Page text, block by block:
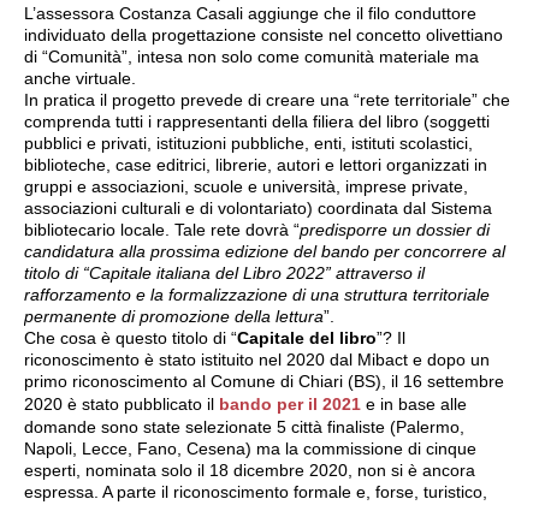
L’assessora Costanza Casali aggiunge che il filo conduttore
individuato della progettazione consiste nel concetto olivettiano
di “Comunità”, intesa non solo come comunità materiale ma
anche virtuale.
In pratica il progetto prevede di creare una “rete territoriale” che
comprenda tutti i rappresentanti della filiera del libro (soggetti
pubblici e privati, istituzioni pubbliche, enti, istituti scolastici,
biblioteche, case editrici, librerie, autori e lettori organizzati in
gruppi e associazioni, scuole e università, imprese private,
associazioni culturali e di volontariato) coordinata dal Sistema
bibliotecario locale. Tale rete dovrà “predisporre un dossier di
candidatura alla prossima edizione del bando per concorrere al
titolo di “Capitale italiana del Libro 2022” attraverso il
rafforzamento e la formalizzazione di una struttura territoriale
permanente di promozione della lettura”.
Che cosa è questo titolo di “Capitale del libro”? Il
riconoscimento è stato istituito nel 2020 dal Mibact e dopo un
primo riconoscimento al Comune di Chiari (BS), il 16 settembre
2020 è stato pubblicato il bando per il 2021 e in base alle
domande sono state selezionate 5 città finaliste (Palermo,
Napoli, Lecce, Fano, Cesena) ma la commissione di cinque
esperti, nominata solo il 18 dicembre 2020, non si è ancora
espressa. A parte il riconoscimento formale e, forse, turistico,